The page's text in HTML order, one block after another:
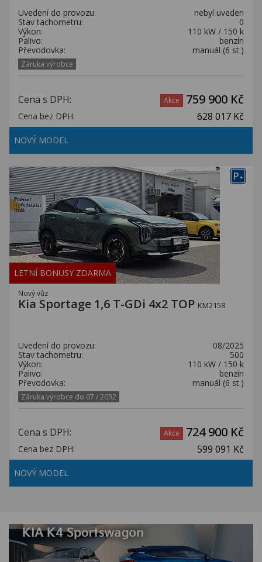
Uvedení do provozu:
nebyl uveden
Stav tachometru:
0
Výkon:
110 kW / 150 k
Palivo:
benzín
Převodovka:
manuál (6 st.)
Záruka výrobce
Cena s DPH: Akce 759 900 Kč
Cena bez DPH: 628 017 Kč
NOVÝ MODEL
P+
LETNÍ BONUSY ZDARMA
Nový vůz
Kia Sportage 1,6 T-GDi 4x2 TOP KM2158
Uvedení do provozu:
08/2025
Stav tachometru:
500
Výkon:
110 kW / 150 k
Palivo:
benzín
Převodovka:
manuál (6 st.)
Záruka výrobce do 07 / 2032
Cena s DPH: Akce 724 900 Kč
Cena bez DPH: 599 091 Kč
NOVÝ MODEL